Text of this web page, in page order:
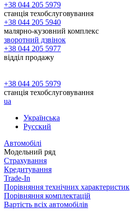
+38 044 205 5979
станція техобслуговування
+38 044 205 5940
малярно-кузовний комплекс
зворотний дзвінок
+38 044 205 5977
відділ продажу
+38 044 205 5979
станція техобслуговування
ua
Українська
Русский
Автомобілі
Модельний ряд
Страхування
Кредитування
Trade-In
Порівняння технічних характеристик
Порівняння комплектацій
Вартість всіх автомобілів